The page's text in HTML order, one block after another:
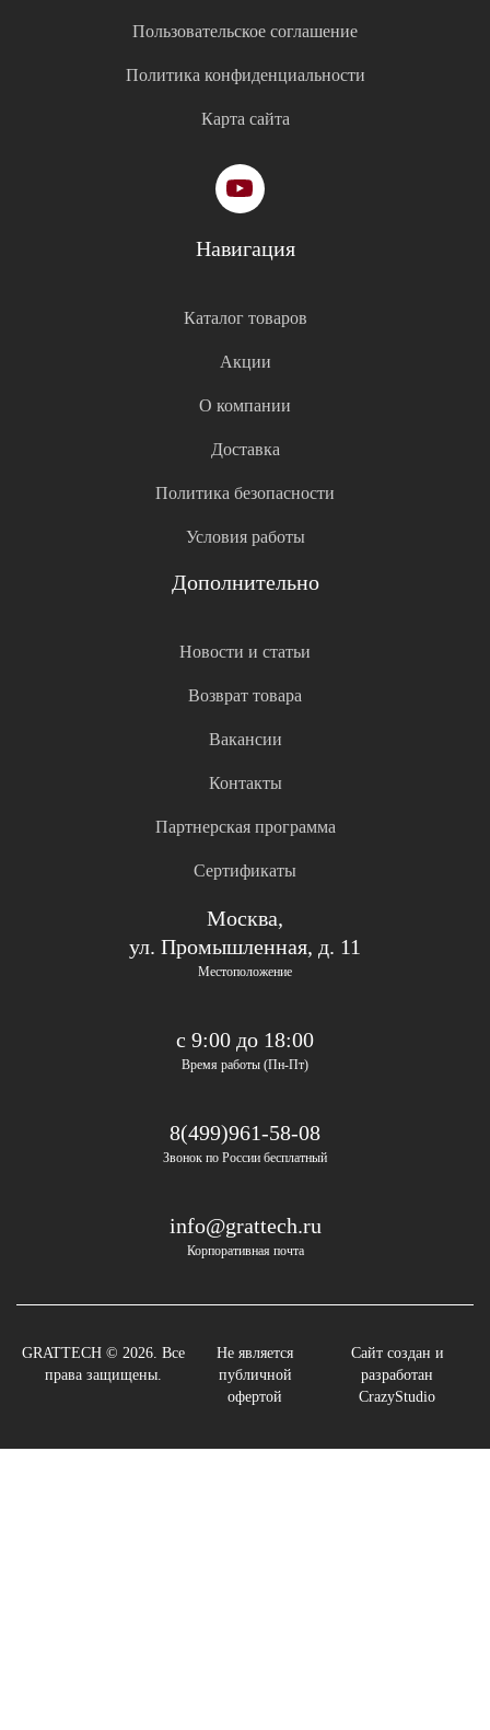
Пользовательское соглашение
Политика конфиденциальности
Карта сайта
Навигация
Каталог товаров
Акции
О компании
Доставка
Политика безопасности
Условия работы
Дополнительно
Новости и статьи
Возврат товара
Вакансии
Контакты
Партнерская программа
Сертификаты
Москва,
ул. Промышленная, д. 11
Местоположение
с 9:00 до 18:00
Время работы (Пн-Пт)
8(499)961-58-08
Звонок по России бесплатный
info@grattech.ru
Корпоративная почта
GRATTECH © 2026. Все
права защищены.
Не является
публичной
офертой
Сайт создан и
разработан
CrazyStudio